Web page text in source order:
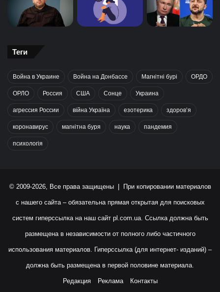
Теги
Война в Украине Война на Донбассе Магнітні бурі ОРДО
ОРЛО Россия США Сонце Украина
агрессия России війна Україна езотерика здоров’я
коронавирус магнітна буря наука пандемия
психологія
© 2009-2026, Все права защищены | При копировании материалов
с нашего сайта – обязательна прямая открытая для поисковых
систем гиперссылка на наш сайт pl.com.ua. Ссылка должна быть
размещена в независимости от полного либо частичного
использования материалов. Гиперссылка (для интернет- изданий) –
должна быть размещена в первой половине материала.
Редакция Реклама Контакты